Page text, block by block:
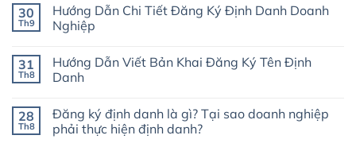
Cả
Thông
Tin
Đăng
Ký
Tên
luận
ở
Các
đăng
ký
tên
cần
phải
biết
30
Th9
Hướng Dẫn Chi Tiết Đăng Ký Định Danh Doanh
Nghiệp
bình
luận
ở
Chi
Tiết
Đăng
31
Th8
Hướng Dẫn Viết Bản Khai Đăng Ký Tên Định
Danh
bình
luận
ở
28
Th8
Đăng ký định danh là gì? Tại sao doanh nghiệp
phải thực hiện định danh?